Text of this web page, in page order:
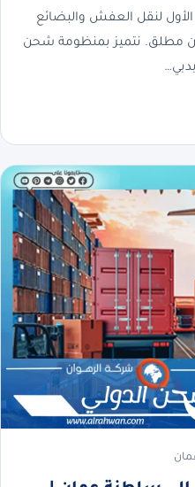
الأول لنقل العفش والبضائع
مطلق. نتميز بمنظومة شحن